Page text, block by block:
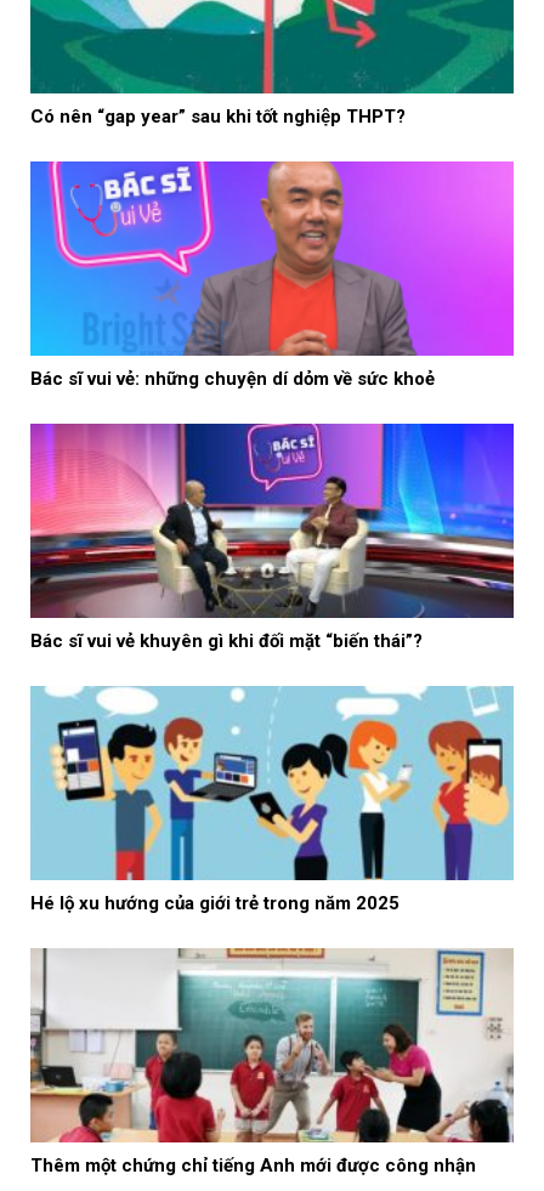
Có nên “gap year” sau khi tốt nghiệp THPT?
Bác sĩ vui vẻ: những chuyện dí dỏm về sức khoẻ
Bác sĩ vui vẻ khuyên gì khi đối mặt “biến thái”?
Hé lộ xu hướng của giới trẻ trong năm 2025
Thêm một chứng chỉ tiếng Anh mới được công nhận